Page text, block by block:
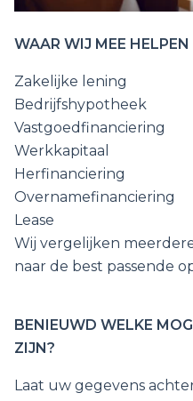
WAAR WIJ MEE HELPEN
Zakelijke lening
Bedrijfshypotheek
Vastgoedfinanciering
Werkkapitaal
Herfinanciering
Overnamefinanciering
Lease
Wij vergelijken
naar de best passende
BENIEUWD WELKE
ZIJN?
Laat uw gegevens